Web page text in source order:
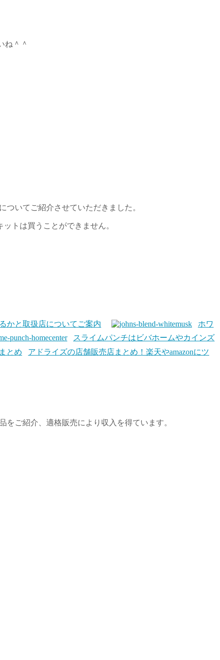
ね＾＾
いてご紹介させていただきました。
トは買うことができません。
かと取扱店についてご案内
ホワ
スライムパンチはビバホームやカインズ
アドライズの店舗販売店まとめ！楽天やamazonにツ
ご紹介、適格販売により収入を得ています。